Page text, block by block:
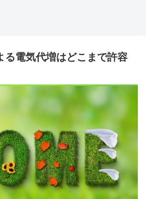
る電気代増はどこまで許容